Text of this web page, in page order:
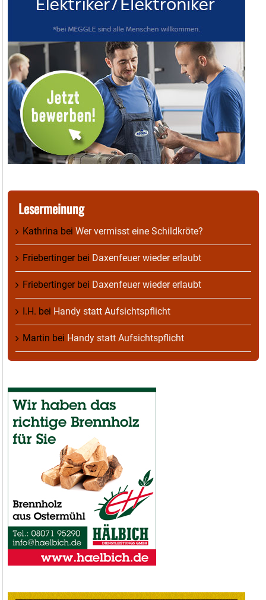
Lesermeinung
Kathrina bei Wer vermisst eine Schildkröte?
Friebertingerbei Daxenfeuer wieder erlaubt
Friebertingerbei Daxenfeuer wieder erlaubt
I.H. bei Handy statt Aufsichtspflicht
Martin bei Handy statt Aufsichtspflicht